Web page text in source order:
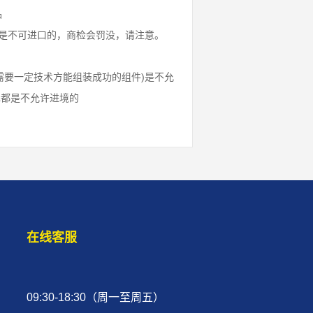
可进口的，商检会罚没，请注意。
一定技术方能组装成功的组件)是不允
是不允许进境的
在线客服
09:30-18:30（周一至周五）